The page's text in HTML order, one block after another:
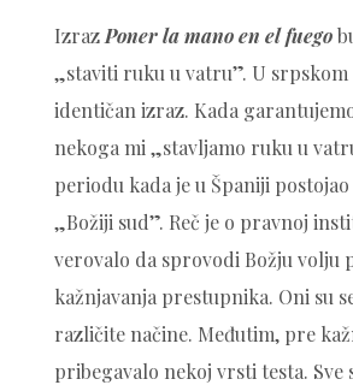
Izraz Poner la mano en el fuego
„staviti ruku u vatru”. U srpskom
identičan izraz. Kada
nekoga mi „stavljamo ruku u
periodu kada je u Španiji
„Božiji sud”. Reč je o pravnoj
verovalo da sprovodi Božju volju
kažnjavanja prestupnika. Oni su
različite načine. Međutim, pre
pribegavalo nekoj vrsti testa. Sve